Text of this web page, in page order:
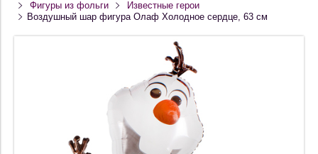
Фигуры из фольги
Известные герои
Воздушный шар фигура Олаф Холодное сердце, 63 см